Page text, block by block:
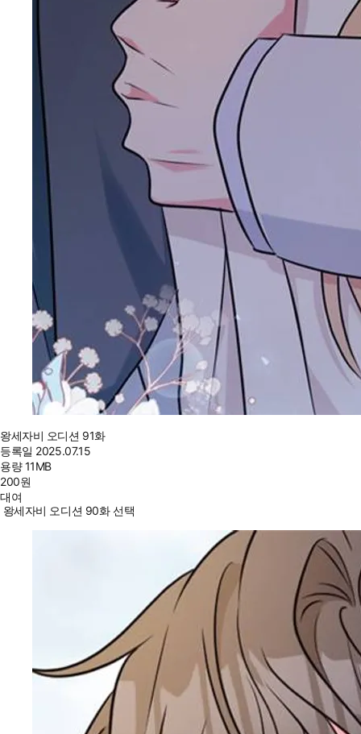
왕세자비 오디션 91화
등록일 2025.07.15
용량11MB
200원
대여
왕세자비 오디션 90화 선택